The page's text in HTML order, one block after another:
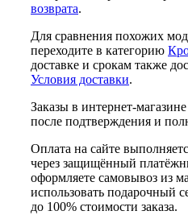
возврата.
Для сравнения похожих
переходите в категорию
доставке и срокам также
Условия доставки.
Заказы в интернет-
после подтверждения и
Оплата на сайте
через защищённый
оформляете самовывоз из
использовать подарочный
до 100% стоимости заказа.